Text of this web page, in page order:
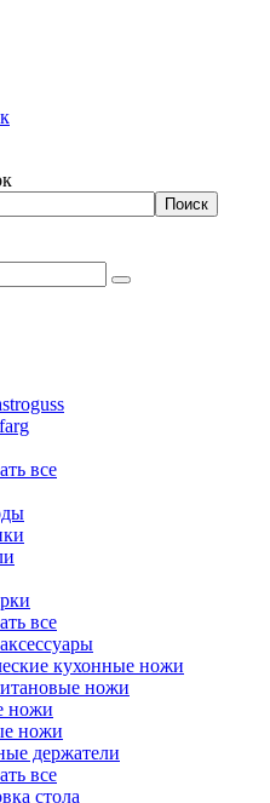
все
все
кухонные ножи
ножи
ножи
ножи
держатели
все
стола